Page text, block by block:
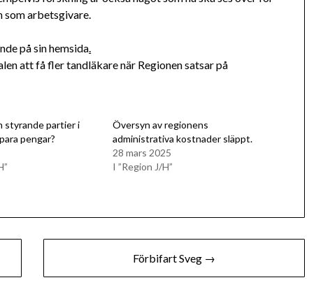
arbetsgivare.
på sin hemsida.
att få fler tandläkare när Regionen satsar på
styrande partier i
pengar?
Översyn av regionens
administrativa kostnader släppt.
28 mars 2025
I ”Region J/H”
Förbifart Sveg →